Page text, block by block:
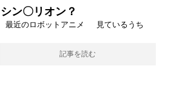
シン〇リオン？
最近のロボットアニメ 見ているうち
記事を読む